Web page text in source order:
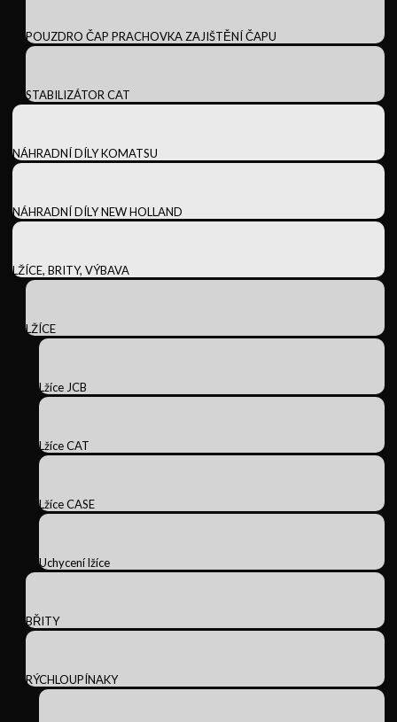
POUZDRO ČAP PRACHOVKA ZAJIŠTĚNÍ ČAPU
STABILIZÁTOR CAT
NÁHRADNÍ DÍLY KOMATSU
NÁHRADNÍ DÍLY NEW HOLLAND
LŽÍCE, BRITY, VÝBAVA
LŽÍCE
Lžíce JCB
Lžíce CAT
Lžíce CASE
Uchycení lžíce
BŘITY
RÝCHLOUPÍNAKY